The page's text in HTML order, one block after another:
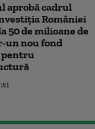
aprobă cadrul
României
50 de milioane de
un nou fond
pentru